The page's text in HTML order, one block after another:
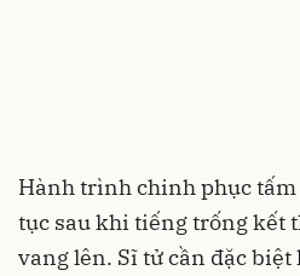
Hành trình chinh phục
tục sau khi tiếng trống kết
vang lên. Sĩ tử cần đặc biệt